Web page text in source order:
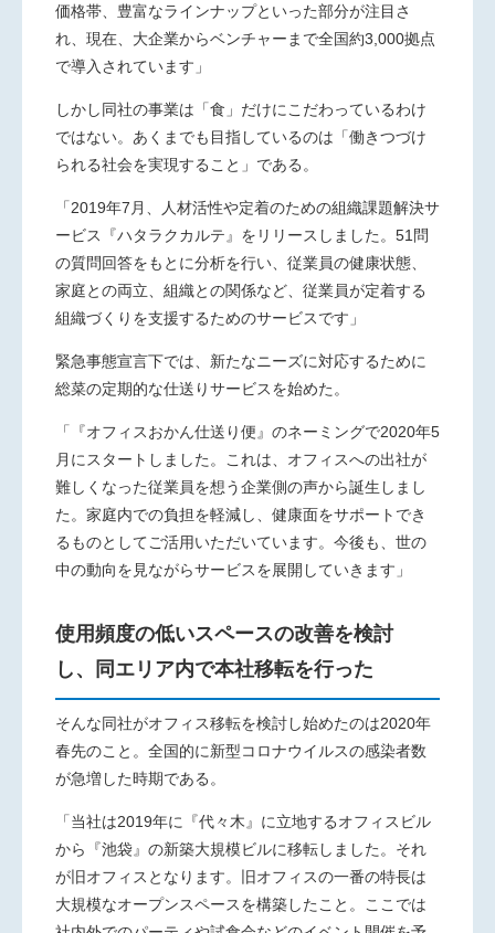
価格帯、豊富なラインナップといった部分が注目さ
れ、現在、大企業からベンチャーまで全国約3,000拠点
で導入されています」
しかし同社の事業は「食」だけにこだわっているわけ
ではない。あくまでも目指しているのは「働きつづけ
られる社会を実現すること」である。
「2019年7 月、人材活性や定着のための組織課題解決サ
ービス『ハタラクカルテ』をリリースしました。 51 問
の質問回答をもとに分析を行い、従業員の健康状態、
家庭との両立、組織との関係など、従業員が定着する
組織づくりを支援するためのサービスです」
緊急事態宣言下では、新たなニーズに対応するために
総菜の定期的な仕送りサービスを始めた。
「『オフィスおかん仕送り便』のネーミングで2020年5
月にスタートしました。これは、オフィスへの出社が
難しくなった従業員を想う企業側の声から誕生しまし
た。家庭内での負担を軽減し、健康面をサポートでき
るものとしてご活用いただいています。今後も、世の
中の動向を見ながらサービスを展開していきます」
使用頻度の低いスペースの改善を検討
し、同エリア内で本社移転を行った
そんな同社がオフィス移転を検討し始めたのは2020年
春先のこと。全国的に新型コロナウイルスの感染者数
が急増した時期である。
「当社は2019年に『代々木』に立地するオフィスビル
から『池袋』の新築大規模ビルに移転しました。それ
が旧オフィスとなります。旧オフィスの一番の特長は
大規模なオープンスペースを構築したこと。ここでは